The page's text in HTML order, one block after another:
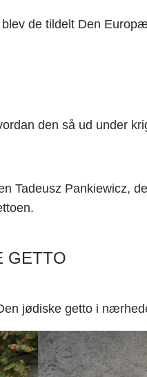
de tildelt Den
den så ud under
Tadeusz Pankiewicz,
GETTO
jødiske getto i